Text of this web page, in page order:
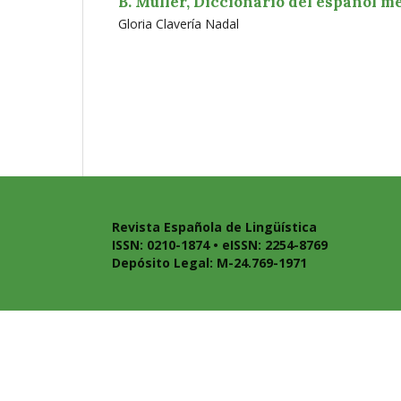
Gloria Clavería Nadal
Revista Española de Lingüística
ISSN: 0210-1874 • eISSN: 2254-8769
Depósito Legal: M-24.769-1971